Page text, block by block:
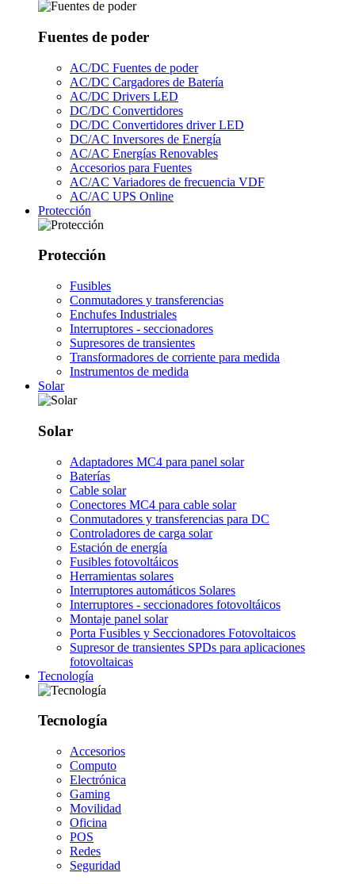
Fuentes de poder
AC/DC Fuentes de poder
AC/DC Cargadores de Batería
AC/DC Drivers LED
DC/DC Convertidores
DC/DC Convertidores driver LED
DC/AC Inversores de Energía
AC/AC Energías Renovables
Accesorios para Fuentes
AC/AC Variadores de frecuencia VDF
AC/AC UPS Online
Protección
Protección
Fusibles
Conmutadores y transferencias
Enchufes Industriales
Interruptores - seccionadores
Supresores de transientes
Transformadores de corriente para medida
Instrumentos de medida
Solar
Solar
Adaptadores MC4 para panel solar
Baterías
Cable solar
Conectores MC4 para cable solar
Conmutadores y transferencias para DC
Controladores de carga solar
Estación de energía
Fusibles fotovoltáicos
Herramientas solares
Interruptores automáticos Solares
Interruptores - seccionadores fotovoltáicos
Montaje panel solar
Porta Fusibles y Seccionadores Fotovoltaicos
Supresor de transientes SPDs para aplicaciones
fotovoltaicas
Tecnología
Tecnología
Accesorios
Computo
Electrónica
Gaming
Movilidad
Oficina
POS
Redes
Seguridad